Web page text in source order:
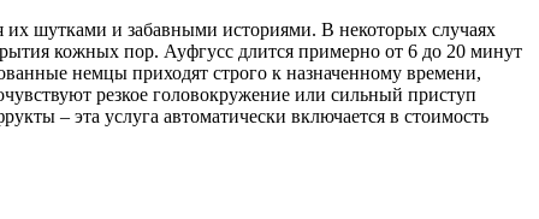
их шутками и забавными историями. В некоторых случаях
кожных пор. Ауфгусс длится примерно от 6 до 20 минут
немцы приходят строго к назначенному времени,
резкое головокружение или сильный приступ
– эта услуга автоматически включается в стоимость